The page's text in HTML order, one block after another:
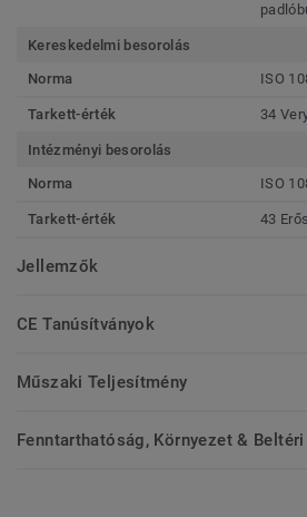
Kereskedelmi besorolás
Norma
ISO
Tarkett-érték 34
Intézményi besorolás
Norma
ISO
Tarkett-érték 43 Erős
Jellemzők
CE Tanúsítványok
Műszaki Teljesítmény
Fenntarthatóság, Környezet &